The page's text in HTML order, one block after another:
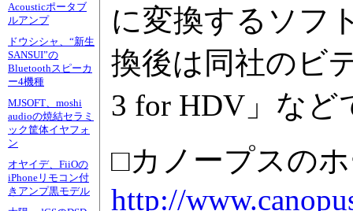
Acousticポータブ
ルアンプ
ドウシシャ、“新生
SANSUI”の
Bluetoothスピーカ
ー4機種
MJSOFT、moshi
audioの焼結セラミ
ック筐体イヤフォ
ン
オヤイデ、FiiOの
iPhoneリモコン付
きアンプ黒モデル
に変換するソフ
換後は同社のビ
3 for HDV」など
□カノープスの
http://